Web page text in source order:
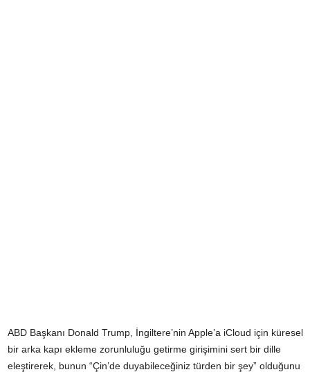
ABD Başkanı Donald Trump, İngiltere’nin Apple’a iCloud için küresel
bir arka kapı ekleme zorunluluğu getirme girişimini sert bir dille
eleştirerek, bunun “Çin’de duyabileceğiniz türden bir şey” olduğunu